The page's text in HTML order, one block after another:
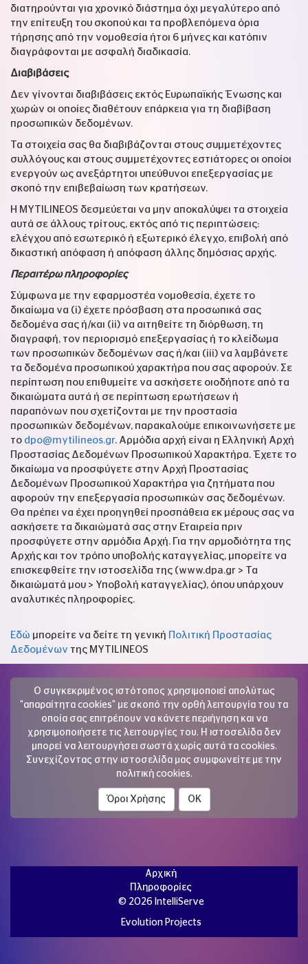
διατηρούνται για χρονικό διάστημα όχι μεγαλύτερο από
την επίτευξη του σκοπού και τα προβλεπόμενα όρια
τήρησης από την νομοθεσία ήτοι 6 μήνες και κατόπιν
διαγράφονται με ασφαλή διαδικασία.
Διαβιβάσεις
Δεν γίνονται διαβιβάσεις εκτός Ευρωπαϊκής Ένωσης και
χωρών οι οποίες διαθέτουν επάρκεια για τη διαβίβαση
προσωπικών δεδομένων.
Τα στοιχεία σας θα διαβιβάζονται στους συμμετέχοντες
συλλόγους και στους συμμετέχοντες εστιάτορες οι οποίοι
ενεργούν ως ανεξάρτητοι υπεύθυνοι επεξεργασίας με
σκοπό την επιβεβαίωση των κρατήσεων.
Η MYTILINEOS δεσμεύεται να μην αποκαλύψει τα στοιχεία
αυτά σε άλλους τρίτους, εκτός από τις περιπτώσεις:
ελέγχου από εσωτερικό ή εξωτερικό έλεγχο, επιβολή από
δικαστική απόφαση ή απόφαση άλλης δημόσιας αρχής.
Περαιτέρω πληροφορίες
Σύμφωνα με την εφαρμοστέα νομοθεσία, έχετε το
δικαίωμα να (i) έχετε πρόσβαση στα προσωπικά σας
δεδομένα σας ή/και (ii) να αιτηθείτε τη διόρθωση, τη
διαγραφή, τον περιορισμό επεξεργασίας ή το κλείδωμα
των προσωπικών δεδομένων σας ή/και (iii) να λαμβάνετε
τα δεδομένα προσωπικού χαρακτήρα που σας αφορούν. Σε
περίπτωση που επιθυμείτε να ασκήσετε οιοδήποτε από τα
δικαιώματα αυτά ή σε περίπτωση ερωτήσεων ή
παραπόνων που σχετίζονται με την προστασία
προσωπικών δεδομένων, παρακαλούμε επικοινωνήσετε με
το dpo@mytilineos.gr. Αρμόδια αρχή είναι η Ελληνική Αρχή
Προστασίας Δεδομένων Προσωπικού Χαρακτήρα. Έχετε το
δικαίωμα να προσφύγετε στην Αρχή Προστασίας
Δεδομένων Προσωπικού Χαρακτήρα για ζητήματα που
αφορούν την επεξεργασία προσωπικών σας δεδομένων.
Θα πρέπει να έχει προηγηθεί προσπάθεια εκ μέρους σας να
ασκήσετε τα δικαιώματά σας στην Εταιρεία πριν
προσφύγετε στην αρμόδια Αρχή. Για την αρμοδιότητα της
Αρχής και τον τρόπο υποβολής καταγγελίας, μπορείτε να
επισκεφθείτε την ιστοσελίδα της (www.dpa.gr > Τα
δικαιώματά μου > Υποβολή καταγγελίας), όπου υπάρχουν
αναλυτικές πληροφορίες.
Εδώ μπορείτε να δείτε τη γενική Πολιτική Προστασίας
Δεδομένων της MYTILINEOS
Ο συγκεκριμένος ιστότοπος χρησιμοποιεί απολύτως
"απαραίτητα cookies" με σκοπό την ορθή λειτουργία του τα
οποία σας επιτρέπουν να κάνετε περιήγηση και να
χρησιμοποιήσετε τις λειτουργίες του. Η ιστοσελίδα δεν
μπορεί να λειτουργήσει σωστά χωρίς αυτά τα cookies.
Συνεχίζοντας στην ιστοσελίδα μας συμφωνείτε με την
πολιτική cookies.
Όροι Χρήσης
Αρχική
Πληροφορίες
© 2026 IntelliServe
Evolution Projects